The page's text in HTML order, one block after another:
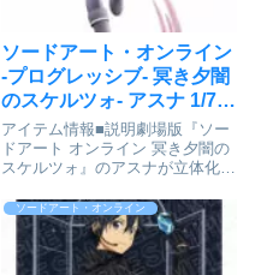
ソードアート・オンライン
-プログレッシブ- 冥き夕闇
のスケルツォ- アスナ 1/7
完成品フィギュア
[ENSOUTOYS]が予約受付
開始
アイテム情報■説明劇場版『ソー
ドアート オンライン 冥き夕闇の
スケルツォ』のアスナが立体化！
ナです。そんなアスナを手元に迎
え、彼女と一緒にゲームの世界で
冒険しましょう！専用台座付属■
サイズ全高：約235mm劇場...
ソードアート・オンライン